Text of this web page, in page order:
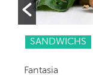
SANDWICHS
Fantasia